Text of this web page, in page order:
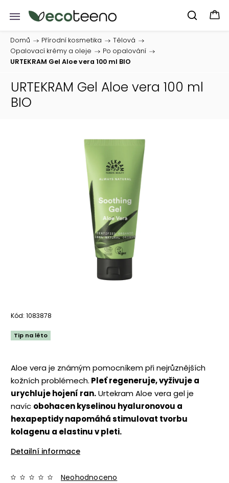
Domů / Přírodní kosmetika / Tělová /
Opalovací krémy a oleje / Po opalování /
URTEKRAM Gel Aloe vera 100 ml BIO
URTEKRAM Gel Aloe vera 100 ml
BIO
Kód: 1083878
Tip na léto
Aloe vera je známým pomocníkem při nejrůznějších
kožních problémech. Pleť regeneruje, vyživuje a
urychluje hojení ran.Urtekram Aloe vera gel je
navíc obohacen kyselinou hyaluronovou a
hexapeptidy napomáhá stimulovat tvorbu
kolagenu a elastinu v pleti.
Detailní informace
Neohodnoceno